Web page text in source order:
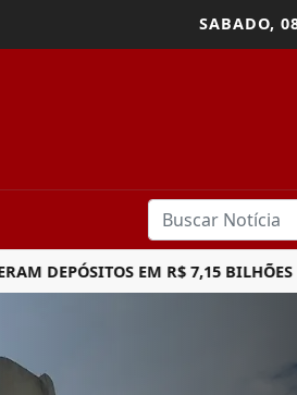
SABADO,
EM R$ 7,15 BILHÕES EM